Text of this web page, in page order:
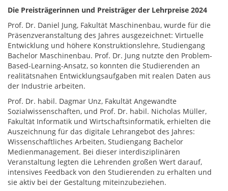
Die Preisträgerinnen und Preisträger der Lehrpreise 2024
Prof. Dr. Daniel Jung, Fakultät Maschinenbau, wurde für die
Präsenzveranstaltung des Jahres ausgezeichnet: Virtuelle
Entwicklung und höhere Konstruktionslehre, Studiengang
Bachelor Maschinenbau. Prof. Dr. Jung nutzte den Problem-
Based-Learning-Ansatz, so konnten die Studierenden an
realitätsnahen Entwicklungsaufgaben mit realen Daten aus
der Industrie arbeiten.
Prof. Dr. habil. Dagmar Unz, Fakultät Angewandte
Sozialwissenschaften, und Prof. Dr. habil. Nicholas Müller,
Fakultät Informatik und Wirtschaftsinformatik, erhielten die
Auszeichnung für das digitale Lehrangebot des Jahres:
Wissenschaftliches Arbeiten, Studiengang Bachelor
Medienmanagement. Bei dieser interdisziplinären
Veranstaltung legten die Lehrenden großen Wert darauf,
intensives Feedback von den Studierenden zu erhalten und
sie aktiv bei der Gestaltung miteinzubeziehen.